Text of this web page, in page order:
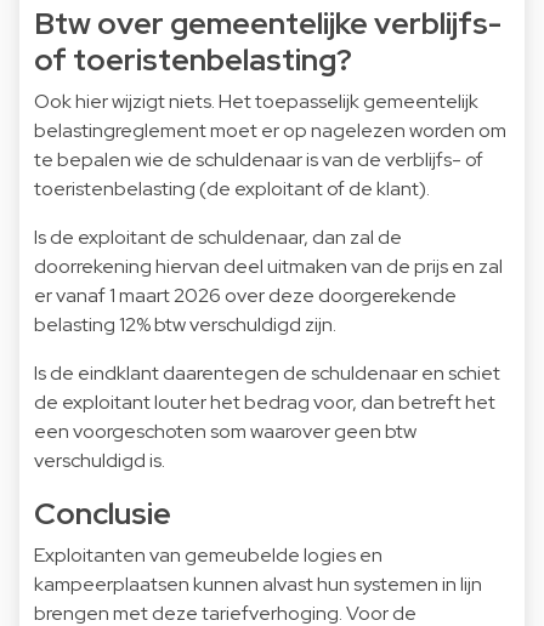
Btw over gemeentelijke verblijfs-
of toeristenbelasting?
Ook hier wijzigt niets. Het toepasselijk gemeentelijk
belastingreglement moet er op nagelezen worden om
te bepalen wie de schuldenaar is van de verblijfs- of
toeristenbelasting (de exploitant of de klant).
Is de exploitant de schuldenaar, dan zal de
doorrekening hiervan deel uitmaken van de prijs en zal
er vanaf 1 maart 2026 over deze doorgerekende
belasting 12% btw verschuldigd zijn.
Is de eindklant daarentegen de schuldenaar en schiet
de exploitant louter het bedrag voor, dan betreft het
een voorgeschoten som waarover geen btw
verschuldigd is.
Conclusie
Exploitanten van gemeubelde logies en
kampeerplaatsen kunnen alvast hun systemen in lijn
brengen met deze tariefverhoging. Voor de